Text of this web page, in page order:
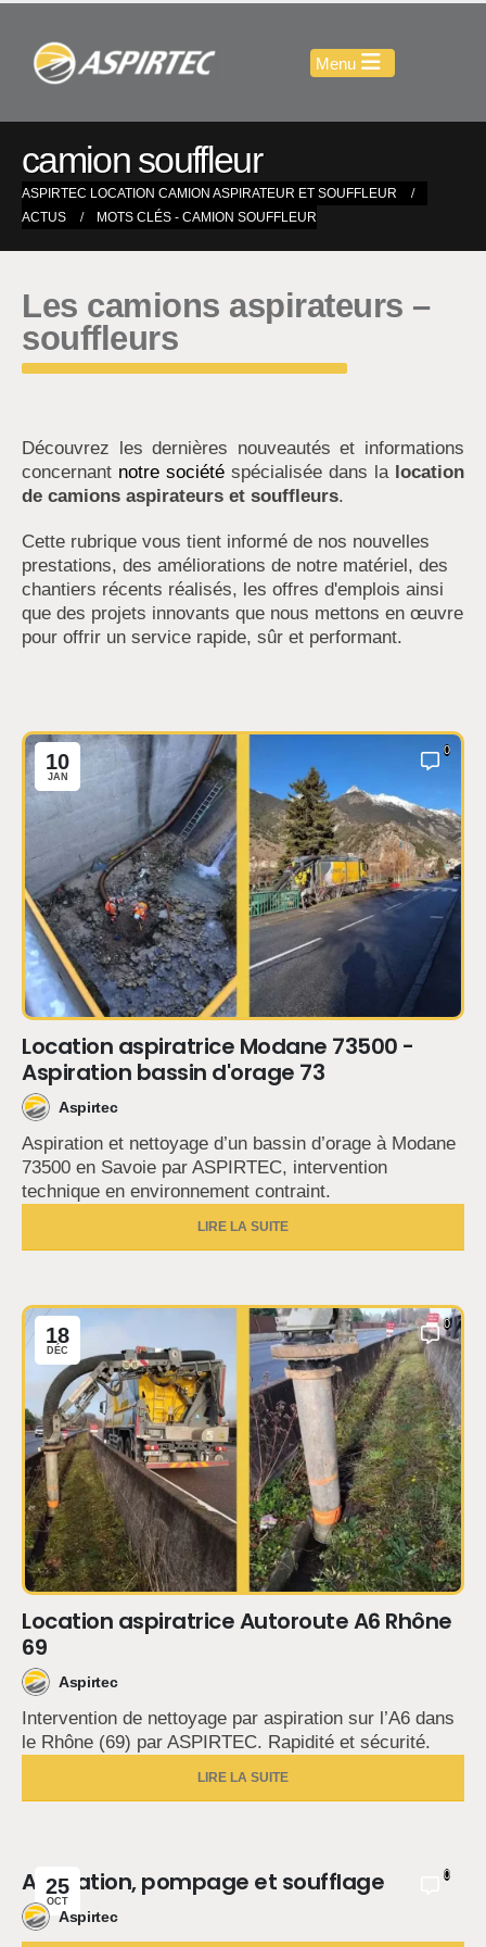
camion souffleur
ASPIRTEC LOCATION CAMION ASPIRATEUR ET SOUFFLEUR
ACTUS
MOTS CLÉS - CAMION SOUFFLEUR
Les camions aspirateurs –
souffleurs
Découvrez les dernières nouveautés et informations
concernant notre société spécialisée dans la location
de camions aspirateurs et souffleurs.
Cette rubrique vous tient informé de nos nouvelles
prestations, des améliorations de notre matériel, des
chantiers récents réalisés, les offres d'emplois ainsi
que des projets innovants que nous mettons en œuvre
pour offrir un service rapide, sûr et performant.
10
JAN
0
Location aspiratrice Modane 73500 -
Aspiration bassin d'orage 73
Aspirtec
Aspiration et nettoyage d’un bassin d’orage à Modane
73500 en Savoie par ASPIRTEC, intervention
technique en environnement contraint.
LIRE LA SUITE
18
DÉC
0
Location aspiratrice Autoroute A6 Rhône
69
Aspirtec
Intervention de nettoyage par aspiration sur l’A6 dans
le Rhône (69) par ASPIRTEC. Rapidité et sécurité.
LIRE LA SUITE
25
OCT
0
Aspiration, pompage et soufflage
Aspirtec